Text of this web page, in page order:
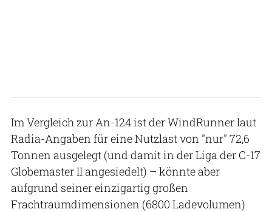
Im Vergleich zur An-124 ist der WindRunner laut
Radia-Angaben für eine Nutzlast von "nur" 72,6
Tonnen ausgelegt (und damit in der Liga der C-17
Globemaster II angesiedelt) – könnte aber
aufgrund seiner einzigartig großen
Frachtraumdimensionen (6800 Ladevolumen)